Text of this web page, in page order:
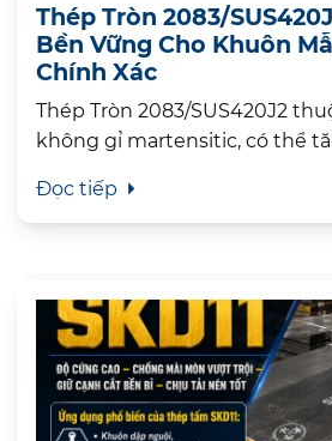
Thép Tròn 2083/
Bền Vững Cho Khuôn
Chính Xác
Thép Tròn 2083/SUS420J2
không gỉ martensitic, có thể
Đọc tiếp